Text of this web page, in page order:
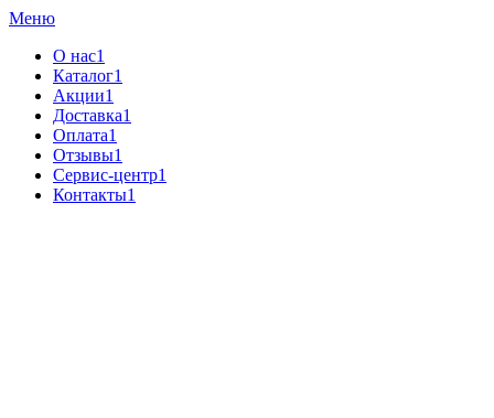
Меню
О нас1
Каталог1
Акции1
Доставка1
Оплата1
Отзывы1
Сервис-центр1
Контакты1